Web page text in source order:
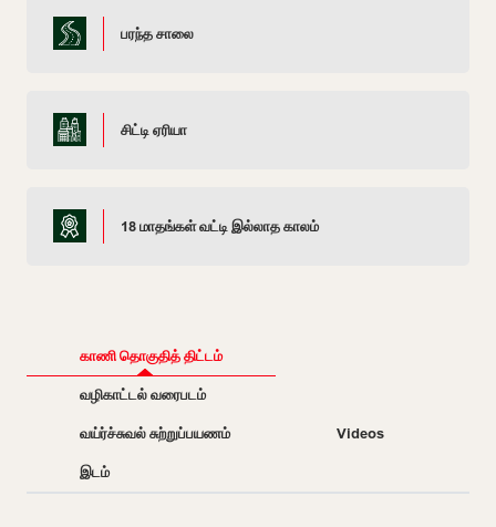
பரந்த சாலை
சிட்டி ஏரியா
18 மாதங்கள் வட்டி இல்லாத காலம்
காணி தொகுதித் திட்டம்
வழிகாட்டல் வரைபடம்
வய்ர்ச்சுவல் சுற்றுப்பயணம்
Videos
இடம்